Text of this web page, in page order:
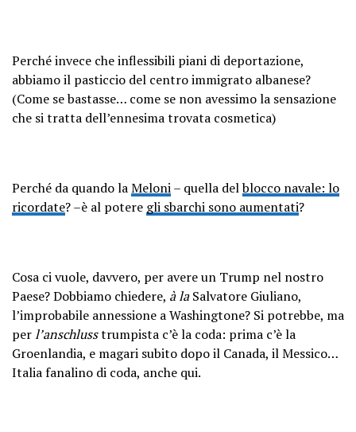
Perché invece che inflessibili piani di deportazione,
abbiamo il pasticcio del centro immigrato albanese?
(Come se bastasse… come se non avessimo la sensazione
che si tratta dell’ennesima trovata cosmetica)
Perché da quando laMeloni– quella delblocco navale: lo
ricordate? –è al potere gli sbarchi sono aumentati?
Cosa ci vuole, davvero, per avere un Trump nel nostro
Paese? Dobbiamo chiedere, à laSalvatore Giuliano,
l’improbabile annessione a Washingtone? Si potrebbe, ma
perl’anschlusstrumpista c’è la coda: prima c’è la
Groenlandia, e magari subito dopo il Canada, il Messico…
Italia fanalino di coda, anche qui.